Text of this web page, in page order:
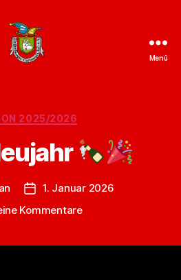
Menü
Kategorien
2025/2026
Veröffentlichungsdatum
1. Januar 2026
Kommentarezu